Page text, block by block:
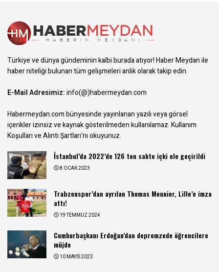
Türkiye ve dünya gündeminin kalbi burada atıyor! Haber Meydan ile
haber niteliği bulunan tüm gelişmeleri anlık olarak takip edin.
E-Mail Adresimiz:info(@)habermeydan.com
Habermeydan.com bünyesinde yayınlanan yazılı veya görsel
içerikler izinsiz ve kaynak gösterilmeden kullanılamaz.Kullanım
Koşulları ve Alıntı Şartları'nı okuyunuz.
İstanbul’da 2022’de 126 ton sahte içki ele geçirildi
8 OCAK 2023
Trabzonspor’dan ayrılan Thomas Meunier, Lille’e imza
attı!
19 TEMMUZ 2024
Cumhurbaşkanı Erdoğan’dan depremzede öğrencilere
müjde
10 MAYIS 2023